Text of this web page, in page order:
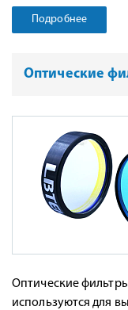
Подробнее
Оптические
Оптические
используются для